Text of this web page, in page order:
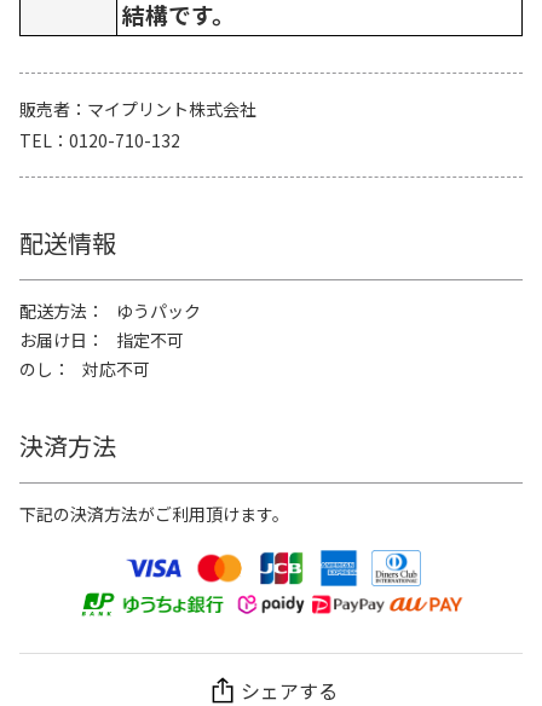
結構です。
販売者
マイプリント株式会社
TEL
0120-710-132
配送情報
配送方法
ゆうパック
お届け日
指定不可
のし
対応不可
決済方法
下記の決済方法がご利用頂けます。
シェアする